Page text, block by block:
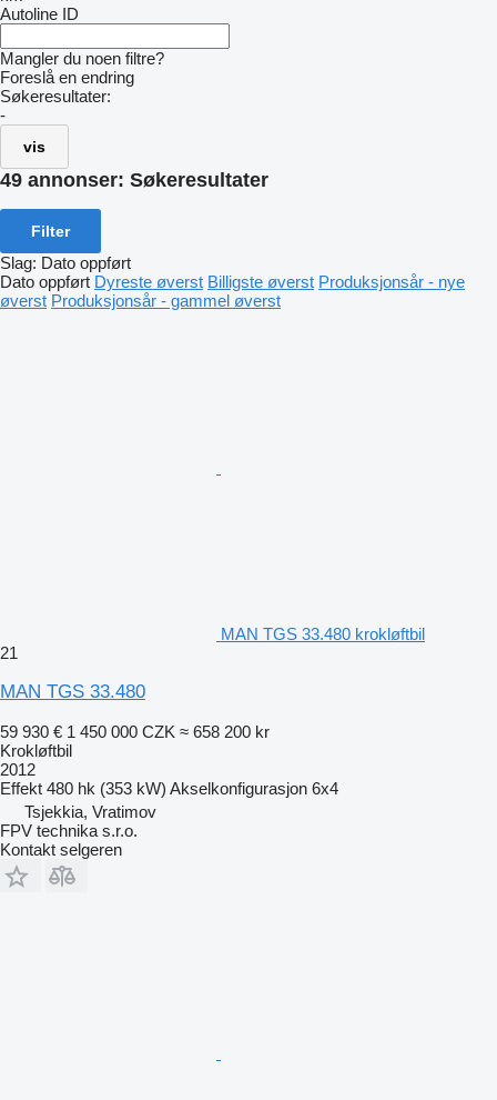
Autoline ID
Mangler du noen filtre?
Foreslå en endring
Søkeresultater:
-
vis
49 annonser: Søkeresultater
Filter
Slag: Dato oppført
Dato oppført Dyreste øverst Billigste øverst Produksjonsår - nye
øverst Produksjonsår - gammel øverst
MAN TGS 33.480 krokløftbil
21
MAN TGS 33.480
59 930 € 1 450 000 CZK ≈ 658 200 kr
Krokløftbil
2012
Effekt 480 hk (353 kW) Akselkonfigurasjon 6x4
Tsjekkia, Vratimov
FPV technika s.r.o.
Kontakt selgeren